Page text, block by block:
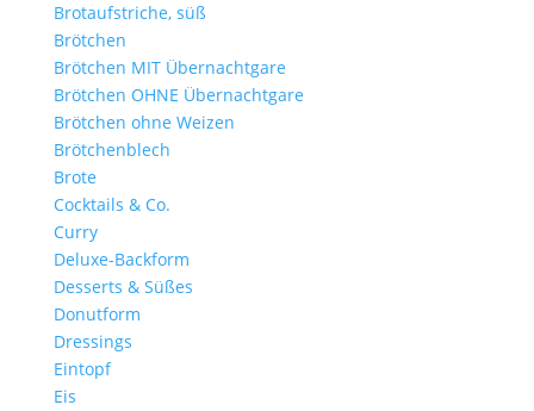
Brotaufstriche, süß
Brötchen
Brötchen MIT Übernachtgare
Brötchen OHNE Übernachtgare
Brötchen ohne Weizen
Brötchenblech
Brote
Cocktails & Co.
Curry
Deluxe-Backform
Desserts & Süßes
Donutform
Dressings
Eintopf
Eis